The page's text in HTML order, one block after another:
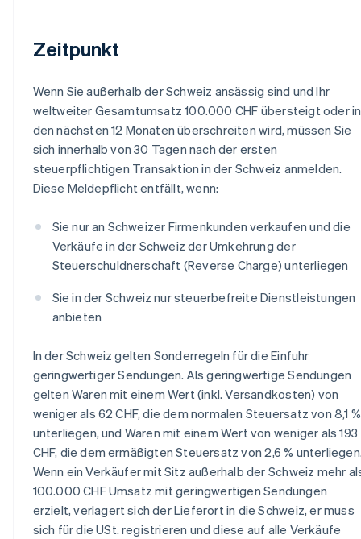
Zeitpunkt
Wenn Sie außerhalb der Schweiz ansässig sind und Ihr
weltweiter Gesamtumsatz 100.000 CHF übersteigt oder in
den nächsten 12 Monaten überschreiten wird, müssen Sie
sich innerhalb von 30 Tagen nach der ersten
steuerpflichtigen Transaktion in der Schweiz anmelden.
Diese Meldepflicht entfällt, wenn:
Sie nur an Schweizer Firmenkunden verkaufen und die
Verkäufe in der Schweiz der Umkehrung der
Steuerschuldnerschaft (Reverse Charge) unterliegen
Sie in der Schweiz nur steuerbefreite Dienstleistungen
anbieten
In der Schweiz gelten Sonderregeln für die Einfuhr
geringwertiger Sendungen. Als geringwertige Sendungen
gelten Waren mit einem Wert (inkl. Versandkosten) von
weniger als 62 CHF, die dem normalen Steuersatz von 8,1 %
unterliegen, und Waren mit einem Wert von weniger als 193
CHF, die dem ermäßigten Steuersatz von 2,6 %
Wenn ein Verkäufer mit Sitz außerhalb der Schweiz mehr
100.000 CHF Umsatz mit geringwertigen Sendungen
erzielt, verlagert sich der Lieferort in die Schweiz, er muss
sich für die USt. registrieren und diese auf alle Verkäufe